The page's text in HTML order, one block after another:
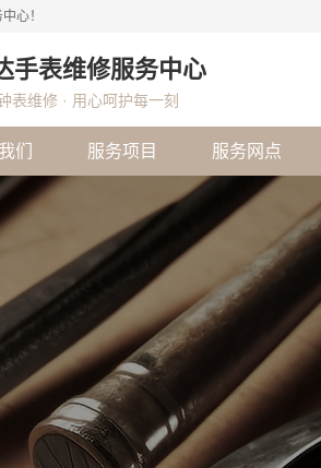
心！
手表维修服务中心
表维修 · 用心呵护每一刻
们 服务项目 服务网点